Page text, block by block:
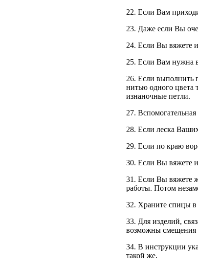
22. Если Вам
23. Даже если Вы
24. Если Вы вяжете
25. Если Вам нужна
26. Если выполнить
нитью одного цвета
изнаночные петли.
27.
28. Если леска
29. Если по краю
30. Если Вы вяжете
31. Если Вы вяжете
работы. Потом
32. Храните спицы в
33. Для изделий,
возможны смещения
34. В инструкции
такой же.